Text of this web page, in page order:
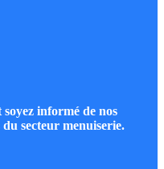
informé de nos
secteur menuiserie.